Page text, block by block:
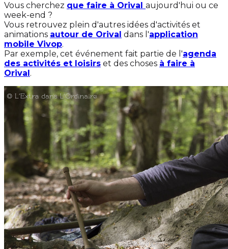
Vous cherchez que faire à Orival aujourd'hui ou ce
week-end ?
Vous retrouvez plein d'autres idées d'activités et
animations autour de Orival dans l'application
mobile Vivop.
Par exemple, cet événement fait partie de l'agenda
des activités et loisirs et des choses à faire à
Orival.